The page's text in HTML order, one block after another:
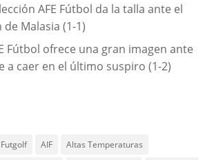
AFE Fútbol da la talla ante el
Malasia (1-1)
Fútbol ofrece una gran imagen ante
a caer en el último suspiro (1-2)
AIF
Altas Temperaturas